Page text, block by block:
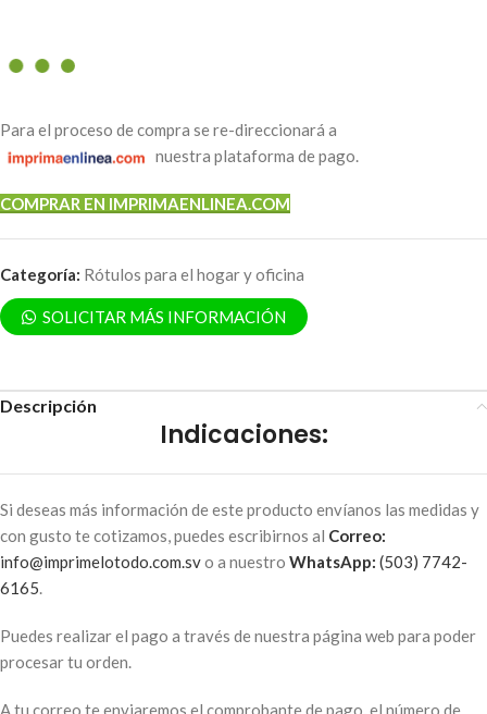
Para el proceso de compra se re-direccionará a
nuestra plataforma de pago.
COMPRAR EN IMPRIMAENLINEA.COM
Categoría: Rótulos para el hogar y oficina
SOLICITAR MÁS INFORMACIÓN
Descripción
Indicaciones:
Si deseas más información de este producto envíanos las medidas y
con gusto te cotizamos, puedes escribirnos al Correo:
info@imprimelotodo.com.svo a nuestro WhatsApp: (503) 7742-
6165.
Puedes realizar el pago a través de nuestra página web para poder
procesar tu orden.
A tu correo te enviaremos el comprobante de pago, el número de